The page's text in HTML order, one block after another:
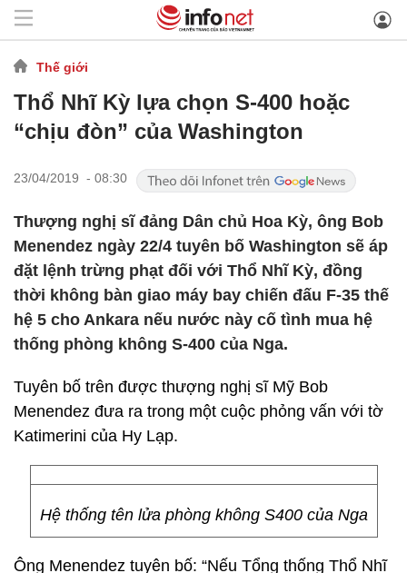
Thế giới
Thổ Nhĩ Kỳ lựa chọn S-400 hoặc
“chịu đòn” của Washington
23/04/2019 - 08:30
Thượng nghị sĩ đảng Dân chủ Hoa Kỳ, ông Bob
Menendez ngày 22/4 tuyên bố Washington sẽ áp
đặt lệnh trừng phạt đối với Thổ Nhĩ Kỳ, đồng
thời không bàn giao máy bay chiến đấu F-35 thế
hệ 5 cho Ankara nếu nước này cố tình mua hệ
thống phòng không S-400 của Nga.
Tuyên bố trên được thượng nghị sĩ Mỹ Bob
Menendez đưa ra trong một cuộc phỏng vấn với tờ
Katimerini của Hy Lạp.
Hệ thống tên lửa phòng không S400 của Nga
Ông Menendez tuyên bố: “Nếu Tổng thống Thổ Nhĩ